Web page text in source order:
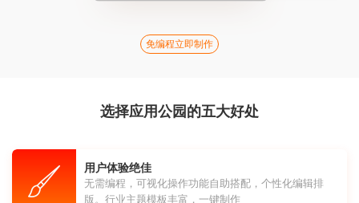
免编程立即制作
选择应用公园的五大好处
用户体验绝佳
无需编程，可视化操作功能自助搭配，个性化编辑排
版。行业主题模板丰富，一键制作